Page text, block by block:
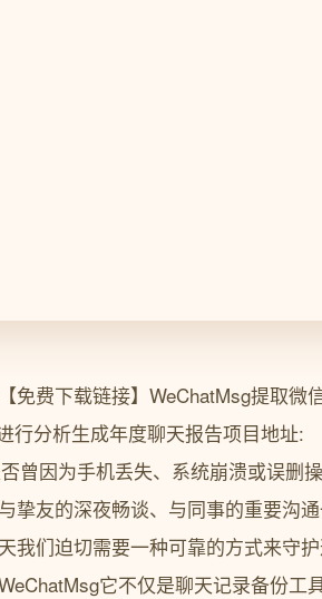
免费下载链接】WeChatMsg提取微
行分析生成年度聊天报告项目地址:
曾因为手机丢失、系统崩溃或误删
挚友的深夜畅谈、与同事的重要沟
我们迫切需要一种可靠的方式来守
它不仅是聊天记录备份工